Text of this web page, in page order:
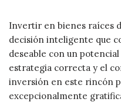
Invertir en bienes raíces
decisión inteligente que
deseable con un
estrategia correcta y el
inversión en este rincón
excepcionalmente